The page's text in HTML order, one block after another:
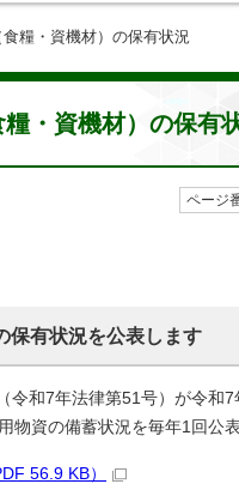
糧・資機材）の保有状況
・資機材）の保有
ページ
保有状況を公表します
令和7年法律第51号）が令和
物資の備蓄状況を毎年1回公
56.9 KB）